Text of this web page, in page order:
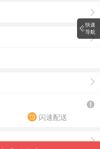
闪速配送
快速
导航